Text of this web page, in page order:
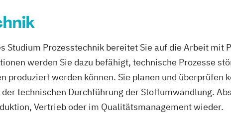
Studium Prozesstechnik bereitet Sie auf die Arbeit mit
werden Sie dazu befähigt, technische Prozesse
produziert werden können. Sie planen und überprüfen
technischen Durchführung der Stoffumwandlung.
Vertrieb oder im Qualitätsmanagement wieder.